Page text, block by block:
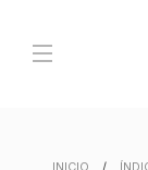
INICIO